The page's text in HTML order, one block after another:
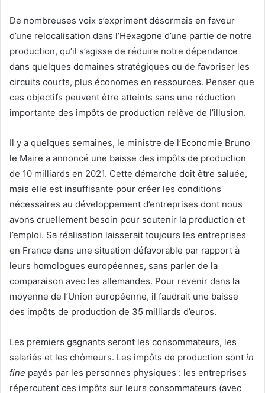
De nombreuses voix s’expriment désormais en faveur
d’une relocalisation dans l’Hexagone d’une partie de notre
production, qu’il s’agisse de réduire notre dépendance
dans quelques domaines stratégiques ou de favoriser les
circuits courts, plus économes en ressources. Penser que
ces objectifs peuvent être atteints sans une réduction
importante des impôts de production relève de l’illusion.
Il y a quelques semaines, le ministre de l’Economie Bruno
le Maire a annoncé une baisse des impôts de production
de 10 milliards en 2021. Cette démarche doit être saluée,
mais elle est insuffisante pour créer les conditions
nécessaires au développement d’entreprises dont nous
avons cruellement besoin pour soutenir la production et
l’emploi. Sa réalisation laisserait toujours les entreprises
en France dans une situation défavorable par rapport à
leurs homologues européennes, sans parler de la
comparaison avec les allemandes. Pour revenir dans la
moyenne de l’Union européenne, il faudrait une baisse
des impôts de production de 35 milliards d’euros.
Les premiers gagnants seront les consommateurs, les
salariés et les chômeurs. Les impôts de production sont in
fine payés par les personnes physiques : les entreprises
répercutent ces impôts sur leurs consommateurs (avec